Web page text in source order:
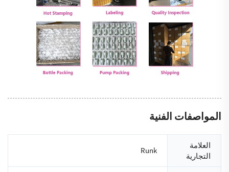
المواصفات الفنية
العلامة
التجارية
Runk